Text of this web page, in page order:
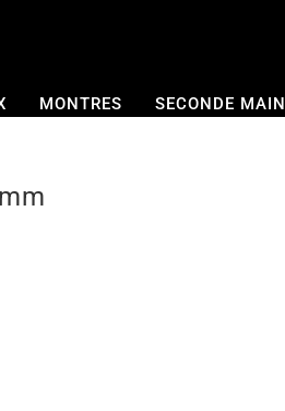
MONTRES SECONDE MAIN